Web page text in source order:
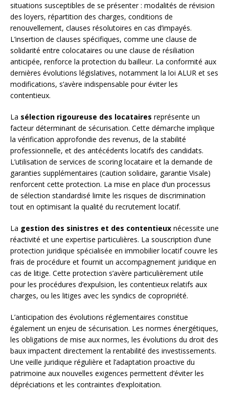
situations susceptibles de se présenter : modalités de révision
des loyers, répartition des charges, conditions de
renouvellement, clauses résolutoires en cas d’impayés.
L’insertion de clauses spécifiques, comme une clause de
solidarité entre colocataires ou une clause de résiliation
anticipée, renforce la protection du bailleur. La conformité aux
dernières évolutions législatives, notamment la loi ALUR et ses
modifications, s’avère indispensable pour éviter les
contentieux.
La sélection rigoureuse des locataires représente un
facteur déterminant de sécurisation. Cette démarche implique
la vérification approfondie des revenus, de la stabilité
professionnelle, et des antécédents locatifs des candidats.
L’utilisation de services de scoring locataire et la demande de
garanties supplémentaires (caution solidaire, garantie Visale)
renforcent cette protection. La mise en place d’un processus
de sélection standardisé limite les risques de discrimination
tout en optimisant la qualité du recrutement locatif.
La gestion des sinistres et des contentieux nécessite une
réactivité et une expertise particulières. La souscription d’une
protection juridique spécialisée en immobilier locatif couvre les
frais de procédure et fournit un accompagnement juridique en
cas de litige. Cette protection s’avère particulièrement utile
pour les procédures d’expulsion, les contentieux relatifs aux
charges, ou les litiges avec les syndics de copropriété.
L’anticipation des évolutions réglementaires constitue
également un enjeu de sécurisation. Les normes énergétiques,
les obligations de mise aux normes, les évolutions du droit des
baux impactent directement la rentabilité des investissements.
Une veille juridique régulière et l’adaptation proactive du
patrimoine aux nouvelles exigences permettent d’éviter les
dépréciations et les contraintes d’exploitation.